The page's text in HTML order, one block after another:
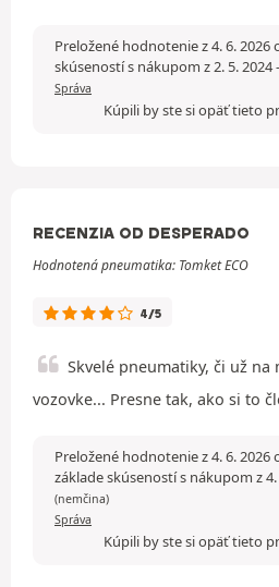
Preložené hodnotenie z 4. 6. 2026
skúseností s nákupom z 2. 5. 2024-
Správa
Kúpili by ste si opäť tieto
RECENZIA OD DESPERADO
Hodnotená pneumatika: Tomket ECO
4/5
Skvelé pneumatiky, či už
vozovke... Presne tak, ako si to
Preložené hodnotenie z 4. 6. 2026
základe skúseností s nákupom z 4.
(nemčina)
Správa
Kúpili by ste si opäť tieto